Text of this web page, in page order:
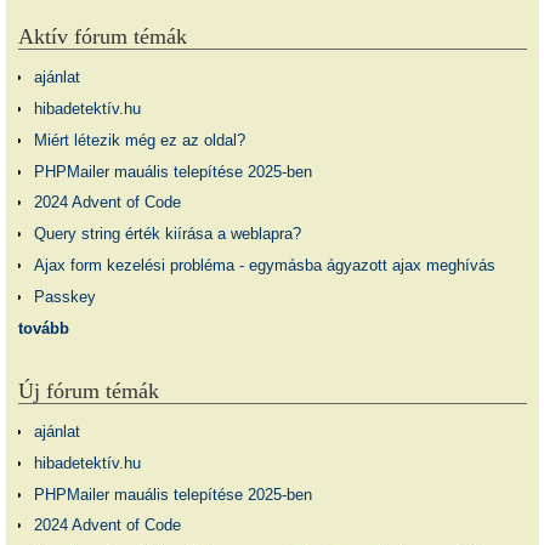
Aktív fórum témák
ajánlat
hibadetektív.hu
Miért létezik még ez az oldal?
PHPMailer mauális telepítése 2025-ben
2024 Advent of Code
Query string érték kiírása a weblapra?
Ajax form kezelési probléma - egymásba ágyazott ajax meghívás
Passkey
tovább
Új fórum témák
ajánlat
hibadetektív.hu
PHPMailer mauális telepítése 2025-ben
2024 Advent of Code